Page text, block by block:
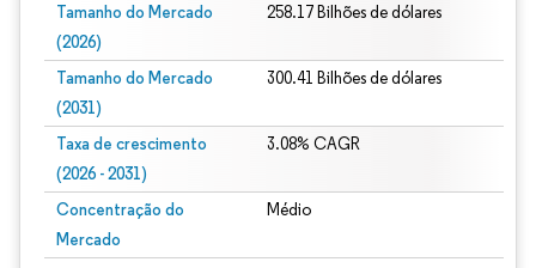
Tamanho do Mercado
(2026)
258.17 Bilhões de dólares
Tamanho do Mercado
(2031)
300.41 Bilhões de dólares
Taxa de crescimento
(2026 - 2031)
3.08% CAGR
Concentração do
Mercado
Médio